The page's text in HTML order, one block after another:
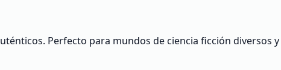
Perfecto para mundos de ciencia ficción diversos y